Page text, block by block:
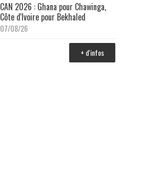
CAN 2026 : Ghana pour Chawinga,
Côte d'Ivoire pour Bekhaled
07/08/26
+ d'infos